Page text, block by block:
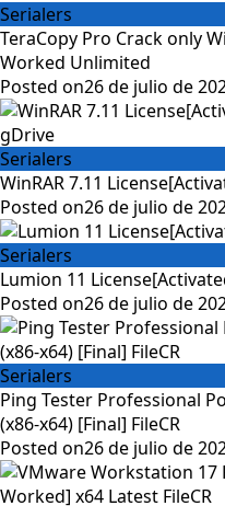
Serialers
TeraCopy Pro Crack only
Worked Unlimited
Posted on26 de julio de
Serialers
WinRAR 7.11
Posted on26 de julio de
Serialers
Lumion 11
Posted on26 de julio de
Serialers
Ping Tester Professional
(x86-x64) [Final] FileCR
Posted on26 de julio de